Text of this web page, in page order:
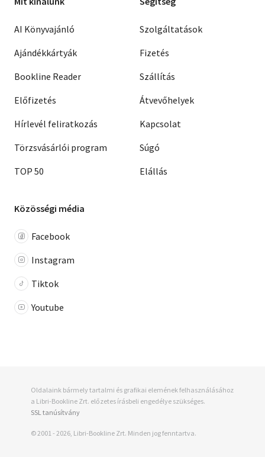
AI Könyvajánló
Ajándékkártyák
Bookline Reader
Előfizetés
Hírlevél feliratkozás
Törzsvásárlói program
TOP 50
Szolgáltatások
Fizetés
Szállítás
Átvevőhelyek
Kapcsolat
Súgó
Elállás
Közösségi média
Facebook
Instagram
Tiktok
Youtube
Oldalaink bármely tartalmi és grafikai elemének felhasználásához
a Libri-Bookline Zrt. előzetes írásbeli engedélye szükséges.
SSL tanúsítvány
© 2001 - 2026, Libri-Bookline Zrt. Minden jog fenntartva.